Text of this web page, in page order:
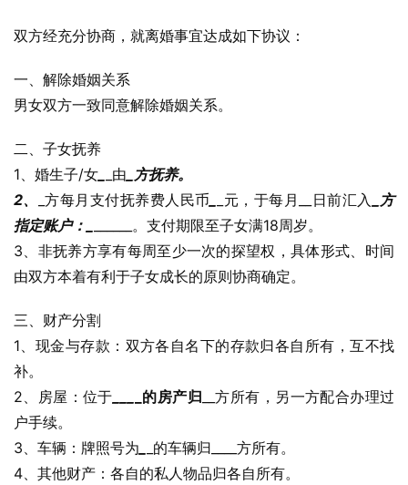
双方经充分协商，就离婚事宜达成如下协议：
一、解除婚姻关系
男女双方一致同意解除婚姻关系。
二、子女抚养
1、婚生子/女
_由 _方抚养。
2、
_方每月支付抚养费人民币 _元，于每月__日前汇入 _方
指定账户：
______。支付期限至子女满18周岁。
3、非抚养方享有每周至少一次的探望权，具体形式、时间
由双方本着有利于子女成长的原则协商确定。
三、财产分割
1、现金与存款：双方各自名下的存款归各自所有，互不找
补。
2、房屋：位于
_的房产归 __方所有，另一方配合办理过
户手续。
3、车辆：牌照号为
_的车辆归____方所有。
4、其他财产：各自的私人物品归各自所有。